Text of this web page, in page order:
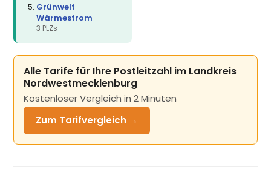
Grünwelt
Wärmestrom
3 PLZs
Alle Tarife für Ihre Postleitzahl im Landkreis
Nordwestmecklenburg
Kostenloser Vergleich in 2 Minuten
Zum Tarifvergleich →